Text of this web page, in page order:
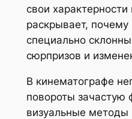
свои
раскрывает,
специально
сюрпризов и
В кинематографе
повороты зачастую
визуальные методы